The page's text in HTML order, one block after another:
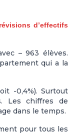
d’effectifs
– 963 élèves.
qui a la
-0,4%). Surtout
Les chiffres de
dans le temps.
pour tous les